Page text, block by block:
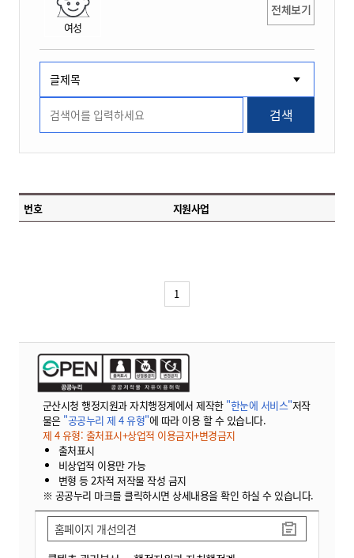
여성
전체보기
검색
번호 지원사업
1
군산시청 행정지원과 자치행정계에서 제작한 "한눈에 서비스"저작
물은 "공공누리 제 4 유형"에 따라 이용 할 수 있습니다.
제 4 유형: 출처표시+상업적 이용금지+변경금지
출처표시
비상업적 이용만 가능
변형 등 2차적 저작물 작성 금지
※ 공공누리 마크를 클릭하시면 상세내용을 확인 하실 수 있습니다.
홈페이지 개선의견